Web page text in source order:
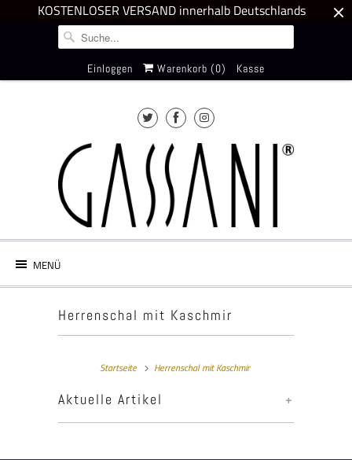
KOSTENLOSER VERSAND innerhalb Deutschlands
Einloggen Warenkorb (0) Kasse
MENÜ
Herrenschal mit Kaschmir
Startseite Herrenschal mit Kaschmir
+
Aktuelle Artikel